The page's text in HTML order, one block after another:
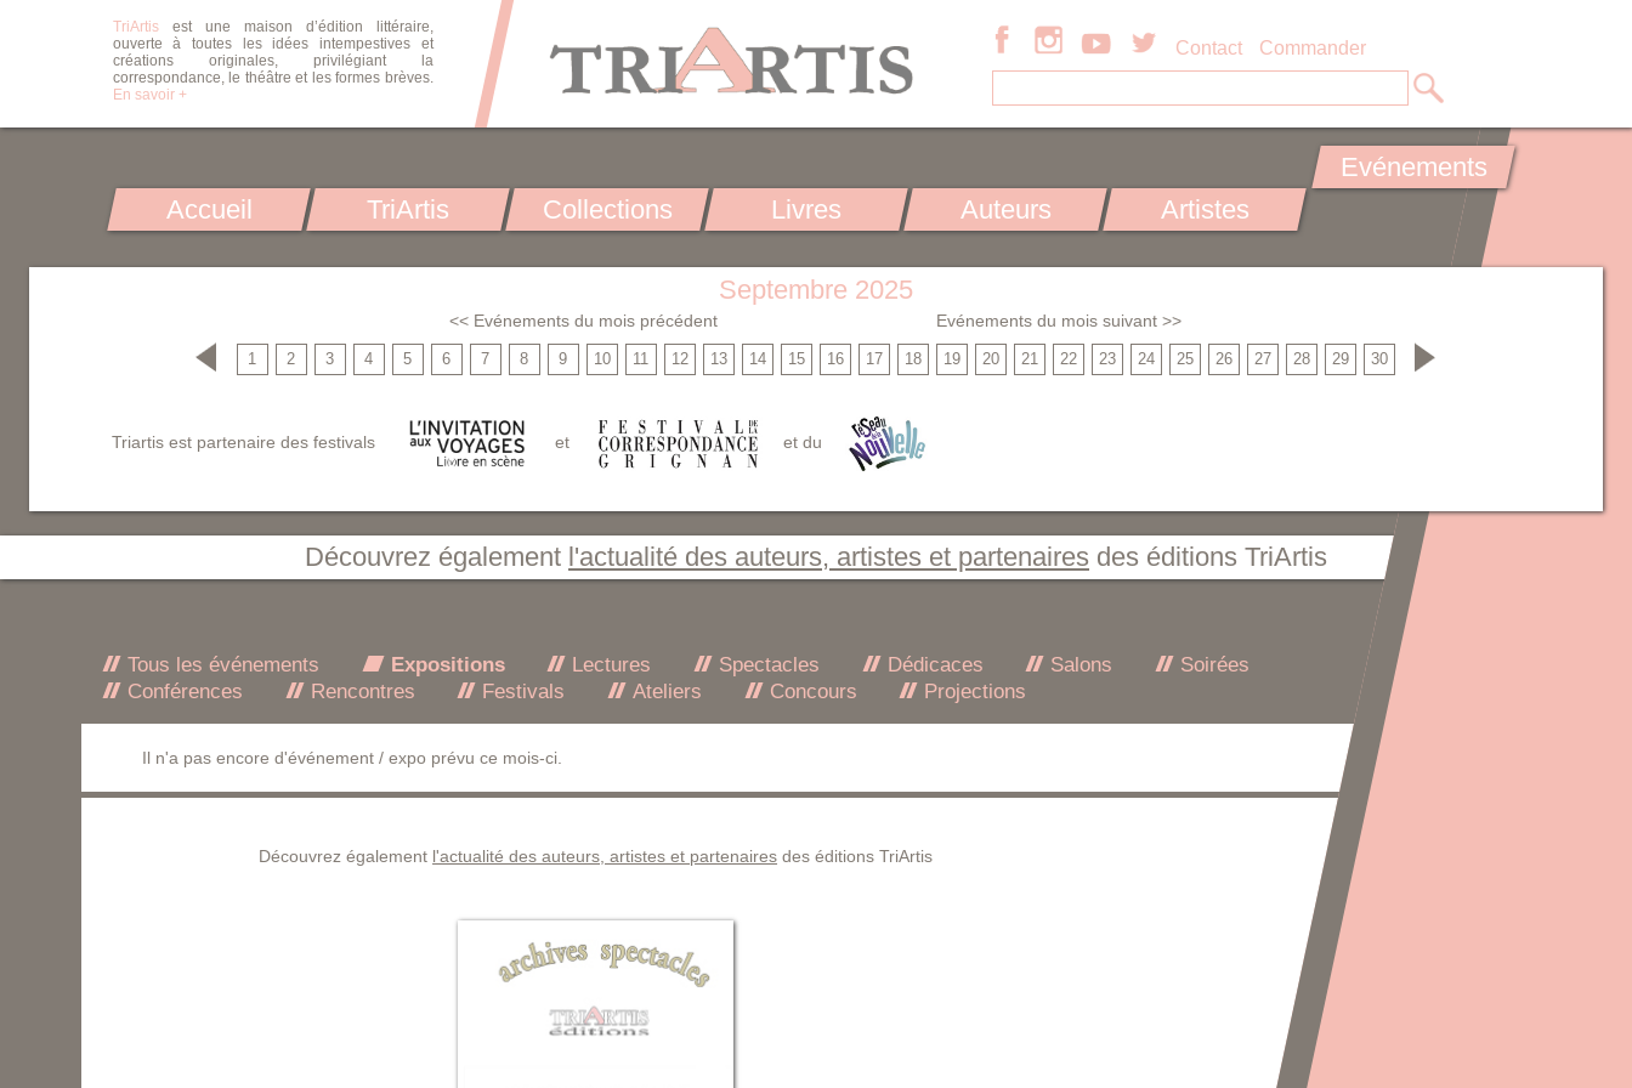
TriArtisest une maison d’édition littéraire,
ouverte à toutes les idées intempestives et
créations originales, privilégiant la
correspondance, le théâtre et les formes brèves.
En savoir +
Contact Commander
Accueil TriArtis Collections Livres Auteurs Artistes
Evénements
Septembre 2025
<< Evénements du mois précédent Evénements du mois suivant >>
1 2 3 4 5 6 7 8 9 10 11 12 13 14 15 16 17 18 19 20 21 22 23 24 25 26 27 28 29 30
Triartis est partenaire des festivals et et du
Découvrez également l'actualité des auteurs, artistes et partenaires des éditions TriArtis
Tous les événements Expositions Lectures Spectacles Dédicaces Salons
Soirées
Conférences
Rencontres Festivals Ateliers Concours Projections
Il n'a pas encore d'événement / expo prévu ce mois-ci.
Découvrez également l'actualité des auteurs, artistes et partenaires des éditions TriArtis